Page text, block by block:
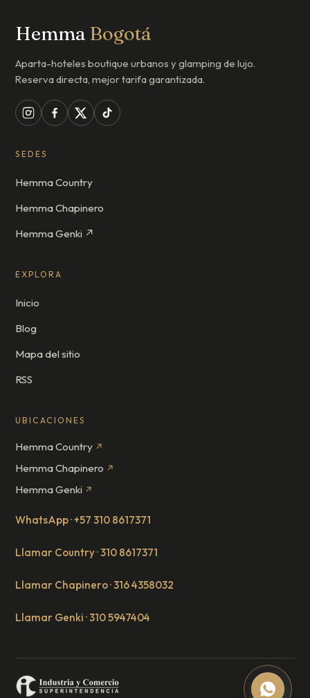
Hemma Bogotá
Aparta-hoteles boutique urbanos y glamping de lujo.
Reserva directa, mejor tarifa garantizada.
SEDES
Hemma Country
Hemma Chapinero
Hemma Genki ↗
EXPLORA
Inicio
Blog
Mapa del sitio
RSS
UBICACIONES
Hemma Country ↗
Hemma Chapinero ↗
Hemma Genki ↗
WhatsApp · +57 310 8617371
Llamar Country · 310 8617371
Llamar Chapinero · 316 4358032
Llamar Genki · 310 5947404